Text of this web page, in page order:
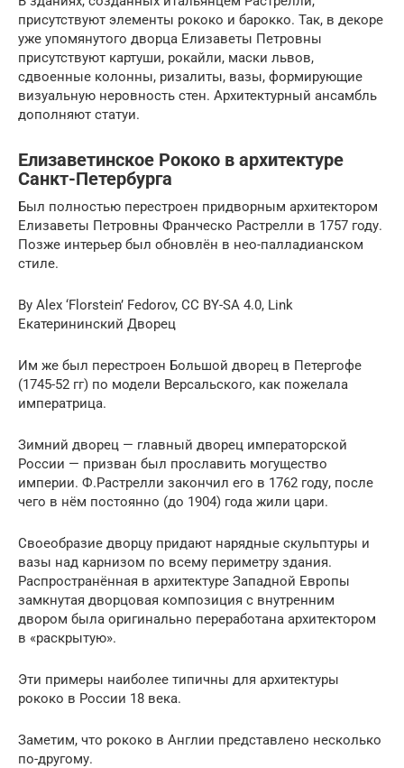
присутствуют элементы рококо и барокко. Так, в декоре
уже упомянутого дворца Елизаветы Петровны
присутствуют картуши, рокайли, маски львов,
сдвоенные колонны, ризалиты, вазы, формирующие
визуальную неровность стен. Архитектурный ансамбль
дополняют статуи.
Елизаветинское Рококо в архитектуре
Санкт-Петербурга
Был полностью перестроен придворным архитектором
Елизаветы Петровны Франческо Растрелли в 1757 году.
Позже интерьер был обновлён в нео-палладианском
стиле.
By Alex ‘Florstein’ Fedorov, CC BY-SA 4.0, Link
Екатерининский Дворец
Им же был перестроен Большой дворец в Петергофе
(1745-52 гг) по модели Версальского, как пожелала
императрица.
Зимний дворец — главный дворец императорской
России — призван был прославить могущество
империи. Ф.Растрелли закончил его в 1762 году, после
чего в нём постоянно (до 1904) года жили цари.
Своеобразие дворцу придают нарядные скульптуры и
вазы над карнизом по всему периметру здания.
Распространённая в архитектуре Западной Европы
замкнутая дворцовая композиция с внутренним
двором была оригинально переработана архитектором
в «раскрытую».
Эти примеры наиболее типичны для архитектуры
рококо в России 18 века.
Заметим, что рококо в Англии представлено несколько
по-другому.